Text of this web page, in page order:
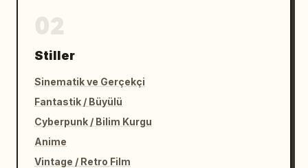
Stiller
Sinematik ve Gerçekçi
Fantastik / Büyülü
Cyberpunk / Bilim Kurgu
Anime
Vintage / Retro Film